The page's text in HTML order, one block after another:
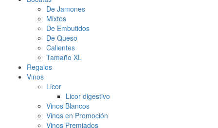
De Jamones
Mixtos
De Embutidos
De Queso
Calientes
Tamaño XL
Regalos
Vinos
Licor
Licor digestivo
Vinos Blancos
Vinos en Promoción
Vinos Premiados